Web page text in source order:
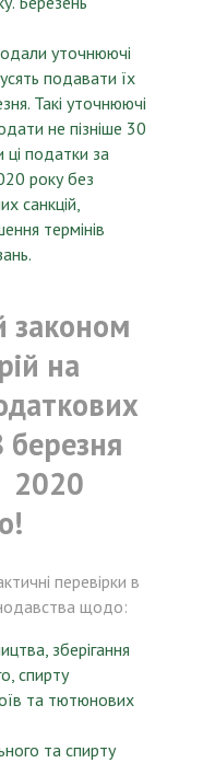
уточнюючі
подавати їх
Такі уточнюючі
не пізніше 30
ці податки за
року без
санкцій,
термінів
законом
на
березня
2020
перевірки в
щодо:
зберігання
спирту
та тютюнових
та спирту